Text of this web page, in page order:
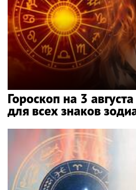
Гороскоп на 3
для всех знаков